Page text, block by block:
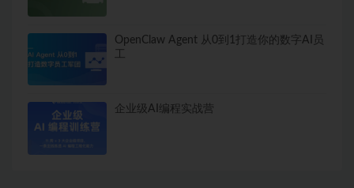
OpenClaw Agent 从0到1打造你的数字AI员
企业级AI编程实战营